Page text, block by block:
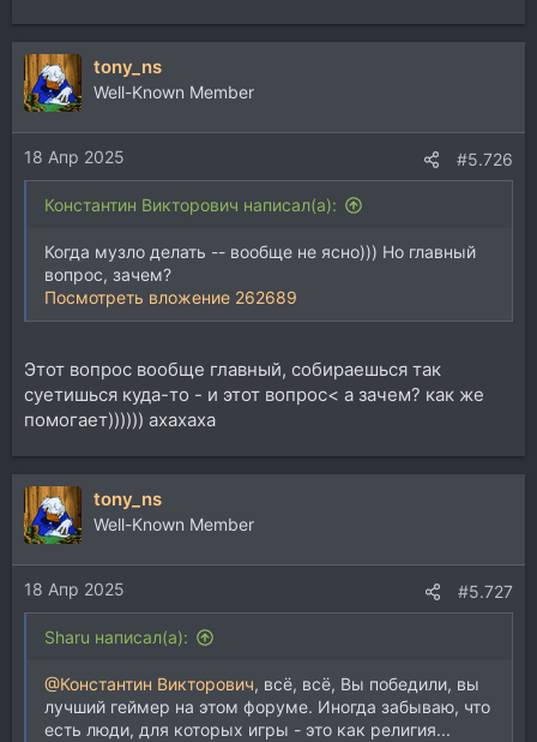
tony_ns
Well-Known Member
18 Апр 2025 #5.726
Константин Викторович написал(а):
Когда музло делать -- вообще не ясно))) Но главный
вопрос, зачем?
Посмотреть вложение 262689
Этот вопрос вообще главный, собираешься так
суетишься куда-то - и этот вопрос< а зачем? как же
помогает)))))) ахахаха
tony_ns
Well-Known Member
18 Апр 2025 #5.727
Sharu написал(а):
@Константин Викторович, всё, всё, Вы победили, вы
лучший геймер на этом форуме. Иногда забываю, что
есть люди, для которых игры - это как религия...